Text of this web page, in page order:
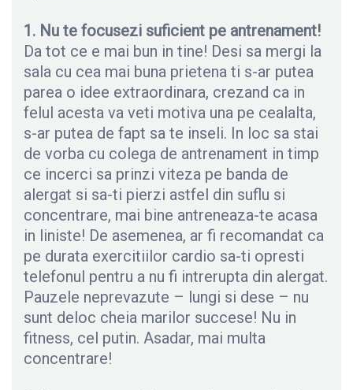
1. Nu te focusezi suficient pe antrenament!
Da tot ce e mai bun in tine! Desi sa mergi la
sala cu cea mai buna prietena ti s-ar putea
parea o idee extraordinara, crezand ca in
felul acesta va veti motiva una pe cealalta,
s-ar putea de fapt sa te inseli. In loc sa stai
de vorba cu colega de antrenament in timp
ce incerci sa prinzi viteza pe banda de
alergat si sa-ti pierzi astfel din suflu si
concentrare, mai bine antreneaza-te acasa
in liniste! De asemenea, ar fi recomandat ca
pe durata exercitiilor cardio sa-ti opresti
telefonul pentru a nu fi intrerupta din alergat.
Pauzele neprevazute – lungi si dese – nu
sunt deloc cheia marilor succese! Nu in
fitness, cel putin. Asadar, mai multa
concentrare!